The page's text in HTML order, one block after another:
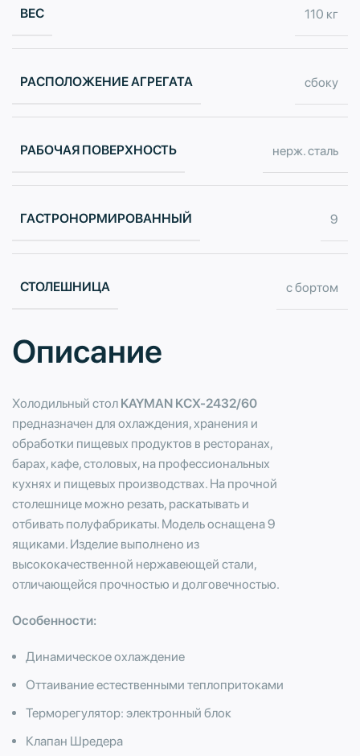
Описание
Холодильный стол KAYMAN KСХ-2432/60
предназначен для охлаждения, хранения и
обработки пищевых продуктов в ресторанах,
барах, кафе, столовых, на профессиональных
кухнях и пищевых производствах. На прочной
столешнице можно резать, раскатывать и
отбивать полуфабрикаты. Модель оснащена 9
ящиками. Изделие выполнено из
высококачественной нержавеющей стали,
отличающейся прочностью и долговечностью.
Особенности:
Динамическое охлаждение
Оттаивание естественными теплопритоками
Терморегулятор: электронный блок
Клапан Шредера
ВЕС 110 кг
РАСПОЛОЖЕНИЕ АГРЕГАТА сбоку
РАБОЧАЯ ПОВЕРХНОСТЬ нерж. сталь
ГАСТРОНОРМИРОВАННЫЙ 9
СТОЛЕШНИЦА с бортом